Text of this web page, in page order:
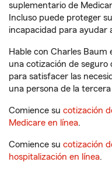
suplementario de
Incluso puede proteger
incapacidad para ayudar
Hable con Charles Baum
una cotización de seguro
para satisfacer las
una persona de la
Comience su cotización
Medicare en línea.
Comience su cotización
hospitalización en línea.